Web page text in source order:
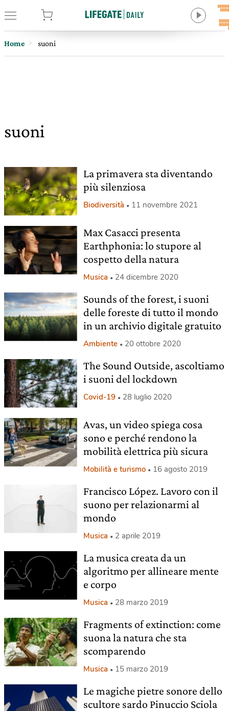
Home suoni
suoni
La primavera sta diventando
più silenziosa
Biodiversità 11 novembre 2021
Max Casacci presenta
Earthphonia: lo stupore al
cospetto della natura
Musica 24 dicembre 2020
Sounds of the forest, i suoni
delle foreste di tutto il mondo
in un archivio digitale gratuito
Ambiente 20 ottobre 2020
The Sound Outside, ascoltiamo
i suoni del lockdown
Covid-19 28 luglio 2020
Avas, un video spiega cosa
sono e perché rendono la
mobilità elettrica più sicura
Mobilità e turismo 16 agosto 2019
Francisco López. Lavoro con il
suono per relazionarmi al
mondo
Musica 2 aprile 2019
La musica creata da un
algoritmo per allineare mente
e corpo
Musica 28 marzo 2019
Fragments of extinction: come
suona la natura che sta
scomparendo
Musica 15 marzo 2019
Le magiche pietre sonore dello
scultore sardo Pinuccio Sciola